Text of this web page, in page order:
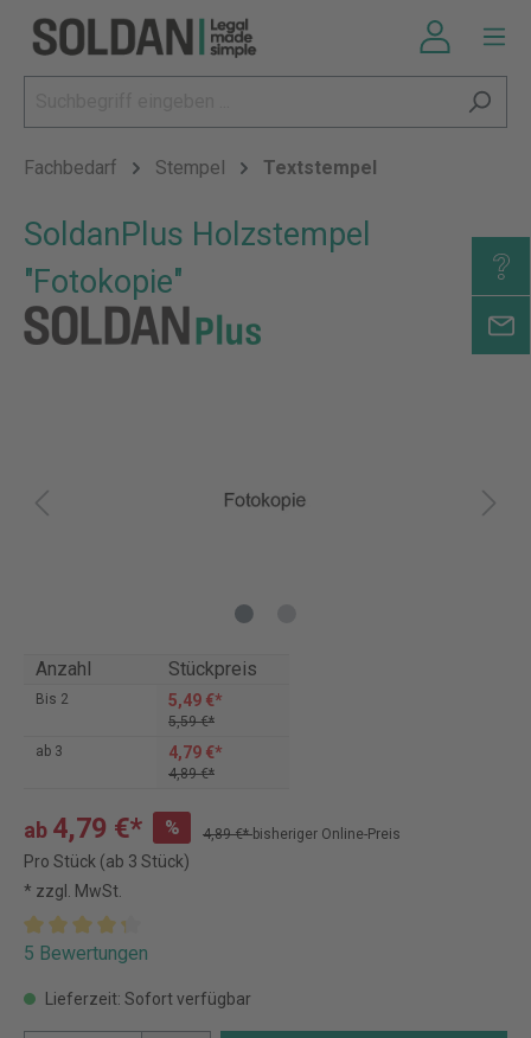
Fachbedarf Stempel Textstempel
SoldanPlus Holzstempel
"Fotokopie"
Anzahl Stückpreis
Bis 2 5,49 €*
5,59 €*
ab 3 4,79 €*
4,89 €*
ab 4,79 €* % 4,89 €*bisheriger Online-Preis
Pro Stück (ab 3 Stück)
* zzgl. MwSt.
5 Bewertungen
Lieferzeit: Sofort verfügbar